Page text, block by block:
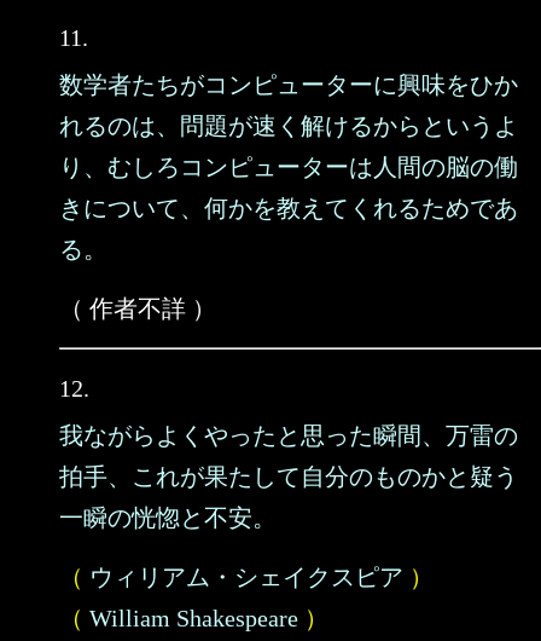
11.
数学者たちがコンピューターに興味をひか
れるのは、問題が速く解けるからというよ
り、むしろコンピューターは人間の脳の働
きについて、何かを教えてくれるためであ
る。
（ 作者不詳 ）
12.
我ながらよくやったと思った瞬間、万雷の
拍手、これが果たして自分のものかと疑う
一瞬の恍惚と不安。
（ ウィリアム・シェイクスピア ）
（ William Shakespeare ）